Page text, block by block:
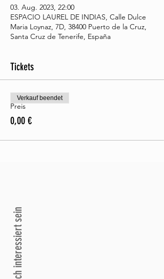
03. Aug. 2023, 22:00
ESPACIO LAUREL DE INDIAS, Calle Dulce
Maria Loynaz, 7D, 38400 Puerto de la Cruz,
Santa Cruz de Tenerife, España
Tickets
Preis
0,00 €
Verkauf beendet